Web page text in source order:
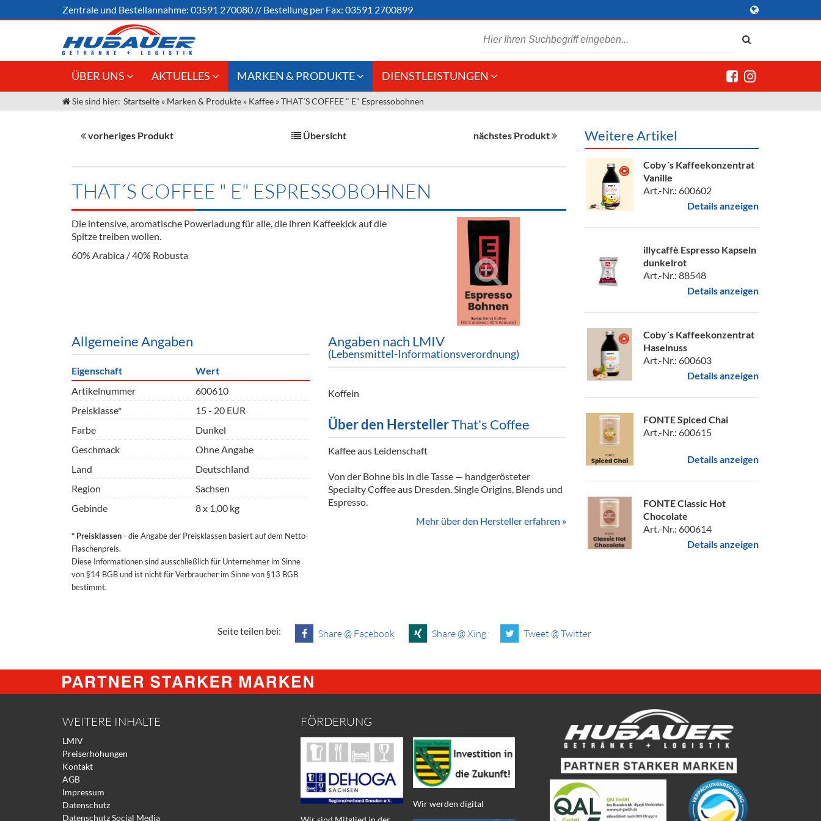
Zentrale und Bestellannahme: 03591 270080 // Bestellung per Fax: 03591 2700899
ÜBER UNS
Jobs
Unser Liefergebiet
AKTUELLES
Angebote Gastronomie &
Gastronomie
Großhandel
Innovation - Die Neue Art des
Termine
MARKEN & PRODUKTE
Weine & Schaumwein
Alkoholfreie Getränke
Öle & Küchenartikel
Gläser
Theken + Zubehör
Hygieneartikel & Desinfektion
DIENSTLEISTUNGEN
Kommisionskauf &
Sie sind hier: Startseite » Marken & Produkte » Kaffee »THAT´S COFFEE " E" Espressobohnen
vorheriges Produkt Übersicht nächstes Produkt
THAT´S COFFEE " E" ESPRESSOBOHNEN
Die intensive, aromatische Powerladung für alle, die ihren Kaffeekick auf die
Spitze treiben wollen.
60% Arabica / 40% Robusta
Allgemeine Angaben
Eigenschaft
Wert
Artikelnummer
600610
Preisklasse*
15 - 20 EUR
Farbe
Dunkel
Geschmack
Ohne Angabe
Land
Deutschland
Region
Sachsen
Gebinde
8 x 1,00 kg
* Preisklassen- die Angabe der Preisklassen basiert auf dem Netto-
Flaschenpreis.
Diese Informationen sind ausschließlich für Unternehmer im Sinne
von §14 BGB und ist nicht für Verbraucher im Sinne von §13 BGB
bestimmt.
Angaben nach LMIV
(Lebensmittel-Informationsverordnung)
Koffein
Über den HerstellerThat's Coffee
Kaffee aus Leidenschaft
Von der Bohne bis in die Tasse — handgerösteter
Specialty Coffee aus Dresden. Single Origins, Blends und
Espresso.
Mehr über den Hersteller erfahren »
Weitere Artikel
Coby´s Kaffeekonzentrat
Vanille
Art.-Nr.: 600602
Details anzeigen
illycaffè Espresso Kapseln
dunkelrot
Art.-Nr.: 88548
Details anzeigen
Coby´s Kaffeekonzentrat
Haselnuss
Art.-Nr.: 600603
Details anzeigen
FONTE Spiced Chai
Art.-Nr.: 600615
Details anzeigen
FONTE Classic Hot
Chocolate
Art.-Nr.: 600614
Details anzeigen
Seite teilen bei: Share @ Facebook Share @ Xing Tweet @ Twitter
WEITERE INHALTE
LMIV
Preiserhöhungen
Kontakt
AGB
Impressum
Datenschutz
Datenschutz Social Media
FÖRDERUNG
Wir werden digital